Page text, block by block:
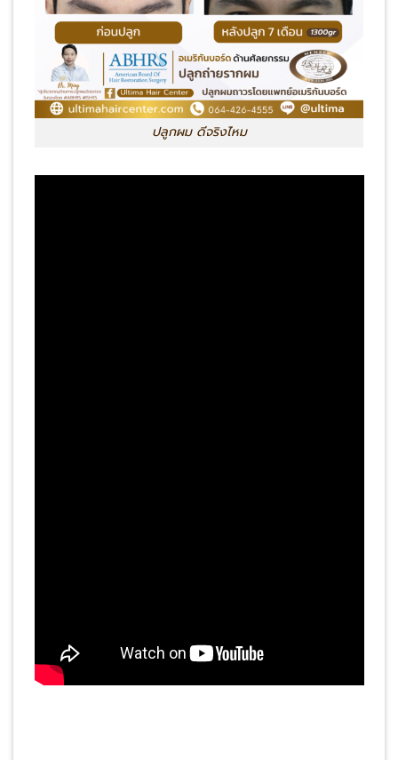
ปลูกผม ดีจริงไหม